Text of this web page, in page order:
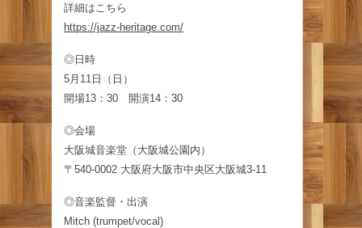
詳細はこちら
https://jazz-heritage.com/
◎日時
5月11日（日）
開場13：30 開演14：30
◎会場
大阪城音楽堂（大阪城公園内）
〒540-0002 大阪府大阪市中央区大阪城3-11
◎音楽監督・出演
Mitch (trumpet/vocal)